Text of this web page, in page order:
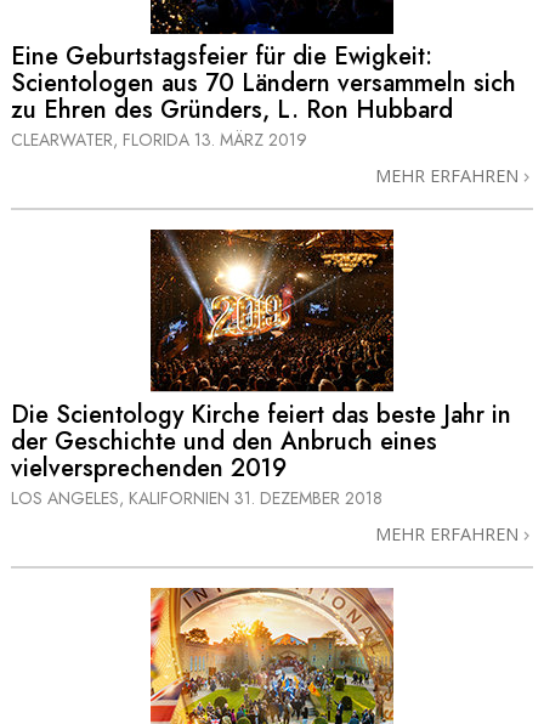
Eine Geburtstagsfeier für die Ewigkeit:
Scientologen aus 70 Ländern versammeln sich
zu Ehren des Gründers, L. Ron Hubbard
CLEARWATER, FLORIDA 13. MÄRZ 2019
MEHR ERFAHREN
Die Scientology Kirche feiert das beste Jahr in
der Geschichte und den Anbruch eines
vielversprechenden 2019
LOS ANGELES, KALIFORNIEN 31. DEZEMBER 2018
MEHR ERFAHREN